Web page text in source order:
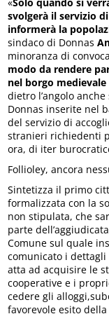
svolgerà il servizio
informerà la
sindaco di Donnas
minoranza di
modo da rendere
nel borgo medievale
dietro l’angolo
Donnas inserite nel
del servizio di
stranieri richiedenti
ora, di iter
Follioley, ancora
Sintetizza il primo
formalizzata con la
non stipulata, che
parte
Comune sul quale
comunicato i
atta ad acquisire le
cooperative e i
cedere gli
favorevole esito